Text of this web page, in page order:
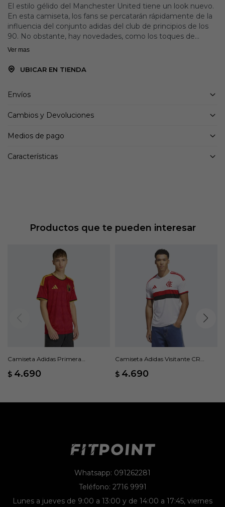
El estilo gélido del Manchester United tiene un look nuevo.
En esta camiseta, los fans se percatarán rápidamente de la
influencia del conjunto adidas del club de principios de los
90. No obstante, hay novedades, como los toques de
violeta y lila, y el acabado metalizado que da al escudo de
incorpora AEROREADY, que mantiene la piel seca, para que
Detalles:
Cuello redondo
AEROREADY
Ver mas
UBICAR EN TIENDA
Envíos
Cambios y Devoluciones
Medios de pago
Características
Productos que te pueden interesar
Camiseta Adidas Primera
$ 4.690
Camiseta Adidas Visitante CR
$ 4.690
Whatsapp: 091262281
Teléfono: 2716 9991
Lunes a jueves de 9:00 a 13:00 y de 14:00 a 17:45, viernes